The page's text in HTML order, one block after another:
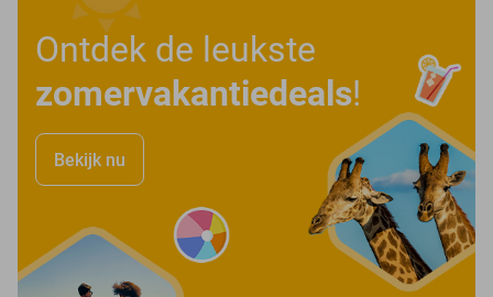
Ontdek de leukste
zomervakantiedeals!
Bekijk nu